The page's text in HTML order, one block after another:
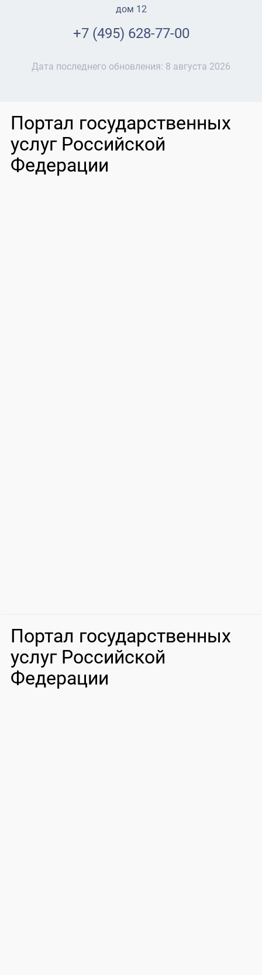
дом 12
+7 (495) 628-77-00
Дата последнего обновления: 8 августа 2026
Портал государственных
услуг Российской
Федерации
Портал государственных
услуг Российской
Федерации